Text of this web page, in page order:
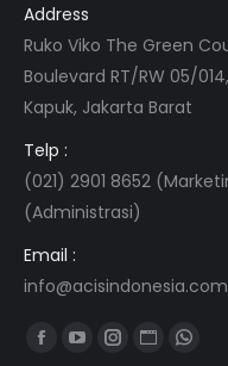
Address
Ruko Viko The Green
Boulevard RT/RW 05/014,
Kapuk, Jakarta Barat
Telp :
(021) 2901 8652
(Administrasi)
Email :
info@acisindonesia.com
Find us on:
FacebookYouTube
Instagram
Website